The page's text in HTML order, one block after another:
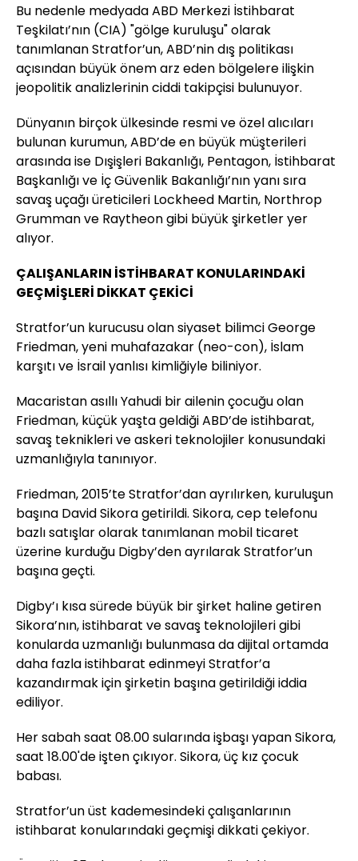
Bu nedenle medyada ABD Merkezi İstihbarat
Teşkilatı’nın (CIA) "gölge kuruluşu" olarak
tanımlanan Stratfor’un, ABD’nin dış politikası
açısından büyük önem arz eden bölgelere ilişkin
jeopolitik analizlerinin ciddi takipçisi bulunuyor.
Dünyanın birçok ülkesinde resmi ve özel alıcıları
bulunan kurumun, ABD’de en büyük müşterileri
arasında ise Dışişleri Bakanlığı, Pentagon, İstihbarat
Başkanlığı ve İç Güvenlik Bakanlığı’nın yanı sıra
savaş uçağı üreticileri Lockheed Martin, Northrop
Grumman ve Raytheon gibi büyük şirketler yer
alıyor.
ÇALIŞANLARIN İSTİHBARAT KONULARINDAKİ
GEÇMİŞLERİ DİKKAT ÇEKİCİ
Stratfor’un kurucusu olan siyaset bilimci George
Friedman, yeni muhafazakar (neo-con), İslam
karşıtı ve İsrail yanlısı kimliğiyle biliniyor.
Macaristan asıllı Yahudi bir ailenin çocuğu olan
Friedman, küçük yaşta geldiği ABD’de istihbarat,
savaş teknikleri ve askeri teknolojiler konusundaki
uzmanlığıyla tanınıyor.
Friedman, 2015’te Stratfor’dan ayrılırken, kuruluşun
başına David Sikora getirildi. Sikora, cep telefonu
bazlı satışlar olarak tanımlanan mobil ticaret
üzerine kurduğu Digby’den ayrılarak Stratfor’un
başına geçti.
Digby’ı kısa sürede büyük bir şirket haline getiren
Sikora’nın, istihbarat ve savaş teknolojileri gibi
konularda uzmanlığı bulunmasa da dijital ortamda
daha fazla istihbarat edinmeyi Stratfor’a
kazandırmak için şirketin başına getirildiği iddia
ediliyor.
Her sabah saat 08.00 sularında işbaşı yapan Sikora,
saat 18.00'de işten çıkıyor. Sikora, üç kız çocuk
babası.
Stratfor’un üst kademesindeki çalışanlarının
istihbarat konularındaki geçmişi dikkati çekiyor.